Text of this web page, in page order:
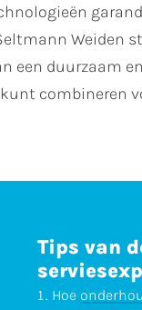
Weiden
een duurzaam
combineren
Tips van
Hoe